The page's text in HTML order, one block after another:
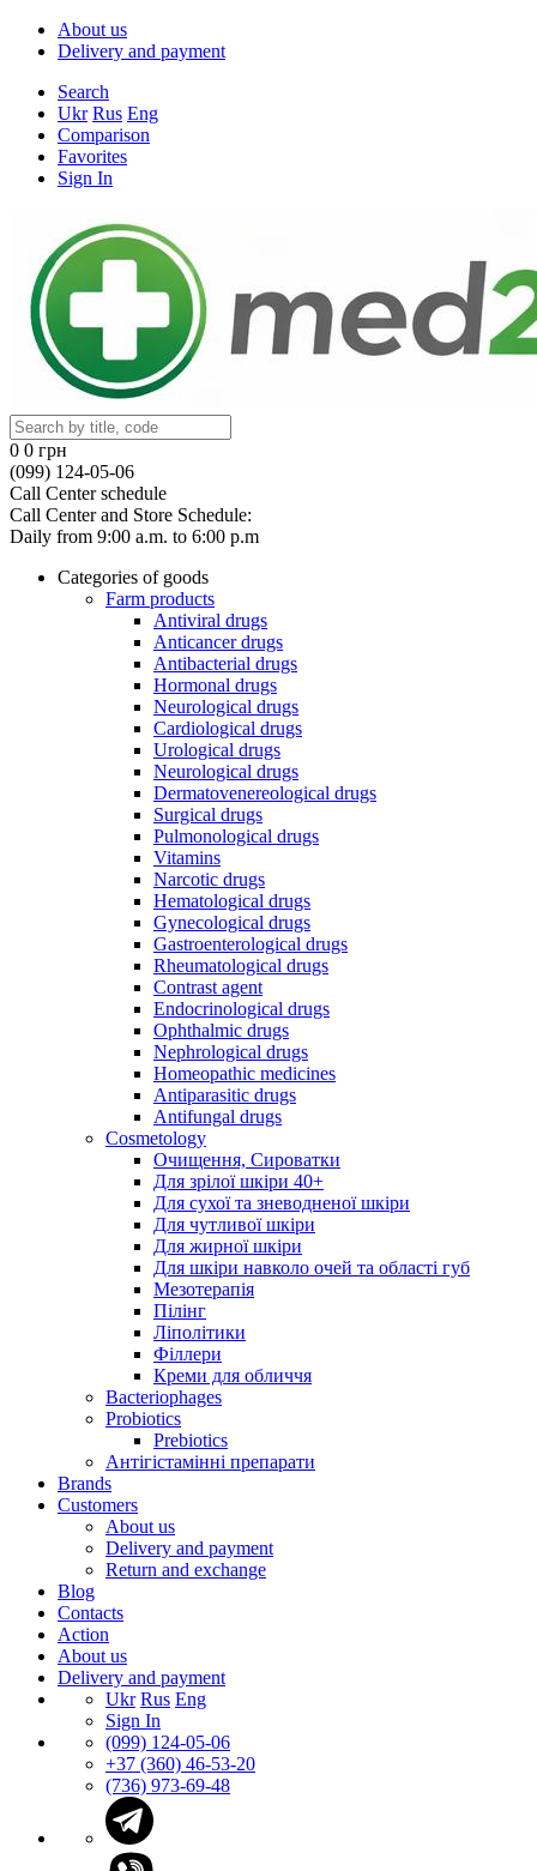
About us
Delivery and payment
Search
Ukr Rus Eng
Comparison
Favorites
Sign In
0 0 грн
(099) 124-05-06
Call Center schedule
Call Center and Store Schedule:
Daily from 9:00 a.m. to 6:00 p.m
Categories of goods
Farm products
Antiviral drugs
Anticancer drugs
Antibacterial drugs
Hormonal drugs
Neurological drugs
Cardiological drugs
Urological drugs
Neurological drugs
Dermatovenereological drugs
Surgical drugs
Pulmonological drugs
Vitamins
Narcotic drugs
Hematological drugs
Gynecological drugs
Gastroenterological drugs
Rheumatological drugs
Contrast agent
Endocrinological drugs
Ophthalmic drugs
Nephrological drugs
Homeopathic medicines
Antiparasitic drugs
Antifungal drugs
Cosmetology
Очищення, Сироватки
Для зрілої шкіри 40+
Для сухої та зневодненої шкіри
Для чутливої шкіри
Для жирної шкіри
Для шкіри навколо очей та області губ
Мезотерапія
Пілінг
Ліполітики
Філлери
Креми для обличчя
Bacteriophages
Probiotics
Prebiotics
Антігістамінні препарати
Brands
Customers
About us
Delivery and payment
Return and exchange
Blog
Contacts
Action
About us
Delivery and payment
Ukr Rus Eng
Sign In
(099) 124-05-06
+37 (360) 46-53-20
(736) 973-69-48